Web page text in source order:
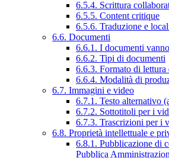
6.5.4. Scrittura
6.5.5. Content critique
6.5.6. Traduzione e
6.6. Documenti
6.6.1. I documenti
6.6.2. Tipi di documenti
6.6.3. Formato di
6.6.4. Modalità di
6.7. Immagini e video
6.7.1. Testo alternativo
6.7.2. Sottotitoli per i
6.7.3. Trascrizioni per i
6.8. Proprietà intellettuale e
6.8.1. Pubblicazione di
Pubblica